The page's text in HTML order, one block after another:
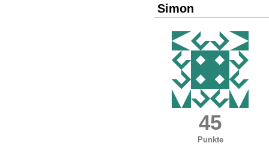
Simon
45
Punkte